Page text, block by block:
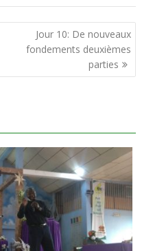
Jour 10: De nouveaux
fondements deuxièmes
parties